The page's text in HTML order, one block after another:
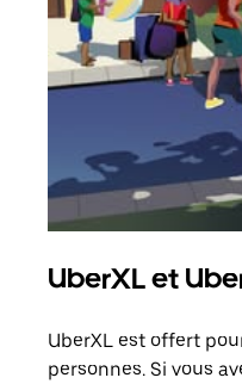
UberXL et
UberXL est offert
personnes. Si vous